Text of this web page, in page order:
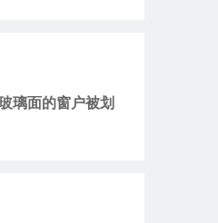
璃面的窗户被划